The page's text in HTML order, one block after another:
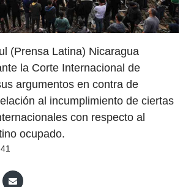
(Prensa Latina) Nicaragua
la Corte Internacional de
argumentos en contra de
al incumplimiento de ciertas
con respecto al
ocupado.